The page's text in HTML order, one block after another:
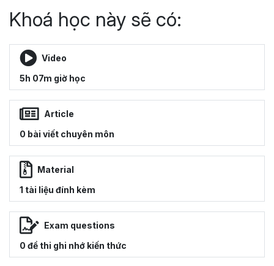
Khoá học này sẽ có:
Video
5h 07m giờ học
Article
0 bài viết chuyên môn
Material
1 tài liệu đính kèm
Exam questions
0 đề thi ghi nhớ kiến thức